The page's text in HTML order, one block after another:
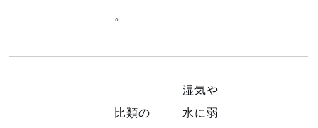
。
比類の
湿気や
水に弱